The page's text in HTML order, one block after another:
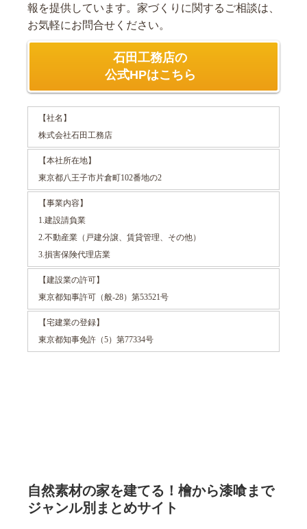
報を提供しています。家づくりに関するご相談は、
お気軽にお問合せください。
石田工務店の
公式HPはこちら
【社名】
株式会社石田工務店
【本社所在地】
東京都八王子市片倉町102番地の2
【事業内容】
1.建設請負業
2.不動産業（戸建分譲、賃貸管理、その他）
3.損害保険代理店業
【建設業の許可】
東京都知事許可（般-28）第53521号
【宅建業の登録】
東京都知事免許（5）第77334号
自然素材の家を建てる！檜から漆喰まで
ジャンル別まとめサイト